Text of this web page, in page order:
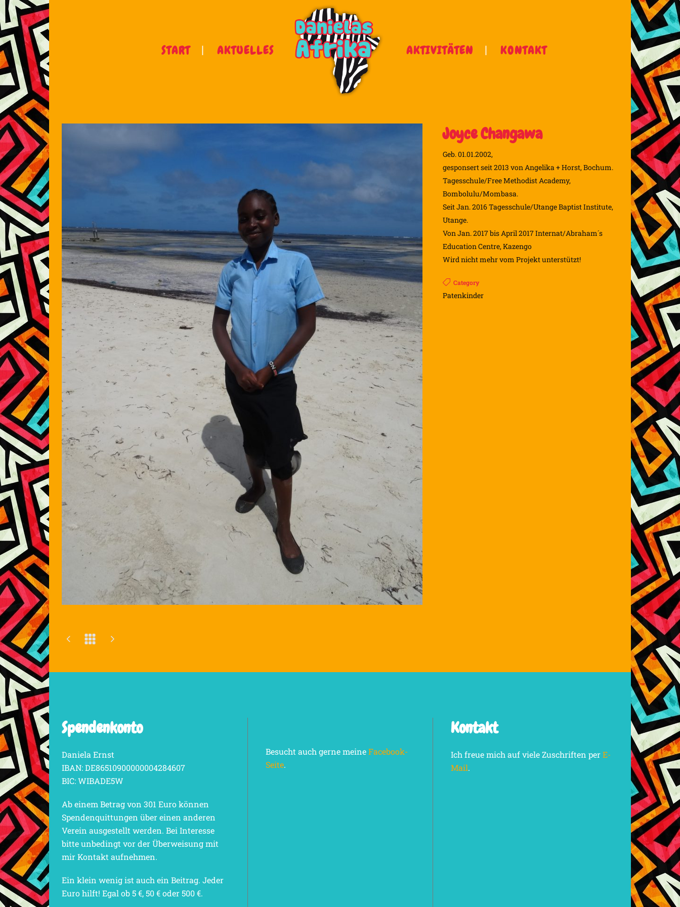
START AKTUELLES AKTIVITÄTEN KONTAKT
Joyce Changawa
Geb. 01.01.2002,
gesponsert seit 2013 von Angelika + Horst, Bochum.
Tagesschule/Free Methodist Academy,
Bombolulu/Mombasa.
Seit Jan. 2016 Tagesschule/Utange Baptist Institute,
Utange.
Von Jan. 2017 bis April 2017 Internat/Abraham´s
Education Centre, Kazengo
Wird nicht mehr vom Projekt unterstützt!
Category
Patenkinder
Spendenkonto
Daniela Ernst
IBAN: DE86510900000004284607
BIC: WIBADE5W
Ab einem Betrag von 301 Euro können
Spendenquittungen über einen anderen
Verein ausgestellt werden. Bei Interesse
bitte unbedingt vor der Überweisung mit
mir Kontakt aufnehmen.
Ein klein wenig ist auch ein Beitrag. Jeder
Euro hilft! Egal ob 5 €, 50 € oder 500 €.
Besucht auch gerne meineFacebook-
Seite.
Kontakt
Ich freue mich auf viele Zuschriften perE-
Mail.